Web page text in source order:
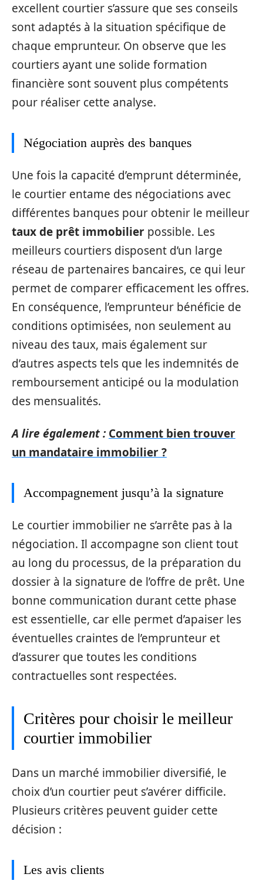
excellent courtier s’assure que ses conseils
sont adaptés à la situation spécifique de
chaque emprunteur. On observe que les
courtiers ayant une solide formation
financière sont souvent plus compétents
pour réaliser cette analyse.
Négociation auprès des banques
Une fois la capacité d’emprunt déterminée,
le courtier entame des négociations avec
différentes banques pour obtenir le meilleur
taux de prêt immobilier possible. Les
meilleurs courtiers disposent d’un large
réseau de partenaires bancaires, ce qui leur
permet de comparer efficacement les offres.
En conséquence, l’emprunteur bénéficie de
conditions optimisées, non seulement au
niveau des taux, mais également sur
d’autres aspects tels que les indemnités de
remboursement anticipé ou la modulation
des mensualités.
A lire également : Comment bien trouver
un mandataire immobilier ?
Accompagnement jusqu’à la signature
Le courtier immobilier ne s’arrête pas à la
négociation. Il accompagne son client tout
au long du processus, de la préparation du
dossier à la signature de l’offre de prêt. Une
bonne communication durant cette phase
est essentielle, car elle permet d’apaiser les
éventuelles craintes de l’emprunteur et
d’assurer que toutes les conditions
contractuelles sont respectées.
Critères pour choisir le meilleur
courtier immobilier
Dans un marché immobilier diversifié, le
choix d’un courtier peut s’avérer difficile.
Plusieurs critères peuvent guider cette
décision :
Les avis clients